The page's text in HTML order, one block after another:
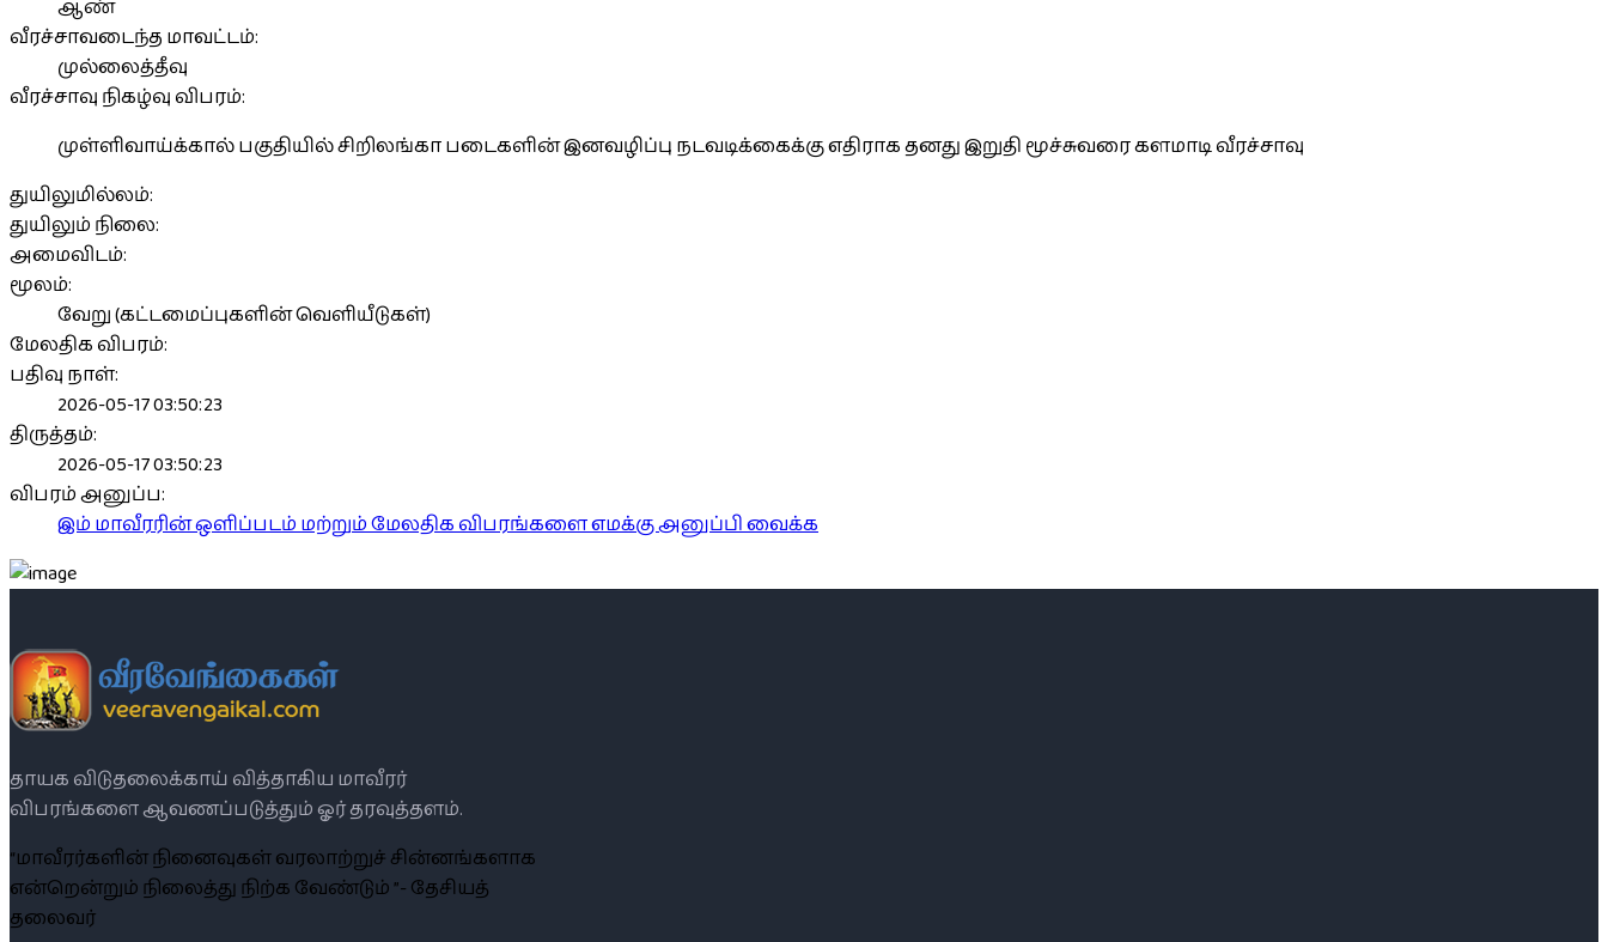
ஆண்
வீரச்சாவடைந்த மாவட்டம்:
முல்லைத்தீவு
வீரச்சாவு நிகழ்வு விபரம்:
முள்ளிவாய்க்கால் பகுதியில் சிறிலங்கா படைகளின் இனவழிப்பு நடவடிக்கைக்கு எதிராக தனது இறுதி மூச்சுவரை களமாடி வீரச்சாவு
துயிலுமில்லம்:
துயிலும் நிலை:
அமைவிடம்:
மூலம்:
வேறு (கட்டமைப்புகளின் வெளியீடுகள்)
மேலதிக விபரம்:
பதிவு நாள்:
2026-05-17 03:50:23
திருத்தம்:
2026-05-17 03:50:23
விபரம் அனுப்ப:
இம் மாவீரரின் ஒளிப்படம் மற்றும் மேலதிக விபரங்களை எமக்கு அனுப்பி வைக்க
தாயக விடுதலைக்காய் வித்தாகிய மாவீரர்
விபரங்களை ஆவணப்படுத்தும் ஓர் தரவுத்தளம்.
“மாவீரர்களின் நினைவுகள் வரலாற்றுச் சின்னங்களாக
என்றென்றும் நிலைத்து நிற்க வேண்டும் ”- தேசியத்
தலைவர்